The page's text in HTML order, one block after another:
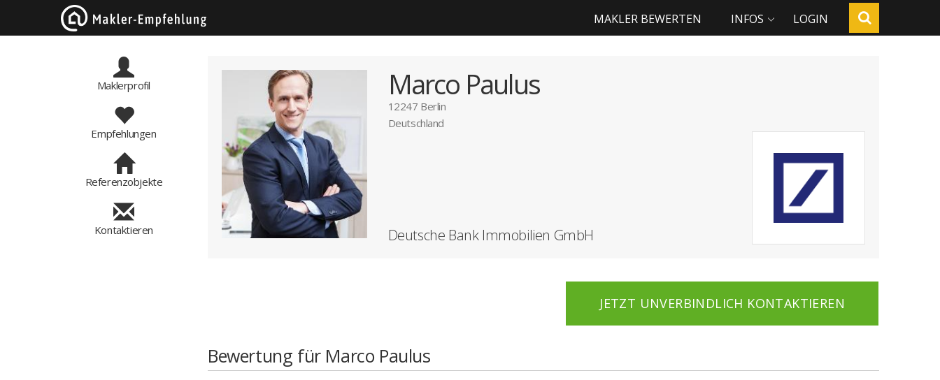
MAKLER BEWERTEN INFOS LOGIN
Maklerprofil
Empfehlungen
Referenzobjekte
Kontaktieren
Marco Paulus
12247 Berlin
Deutschland
Deutsche Bank Immobilien GmbH
JETZT UNVERBINDLICH KONTAKTIEREN
Bewertung für Marco Paulus